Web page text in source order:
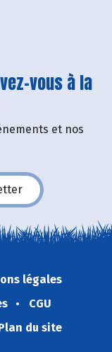
vous à la
et nos
légales
CGU
du site